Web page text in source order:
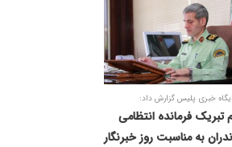
خبری پلیس گزارش داد:
تبریک فرمانده انتظامی
به مناسبت روز خبرنگار